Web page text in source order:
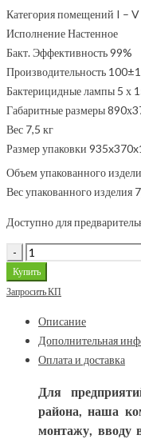
Категория помещений I – V
Исполнение Настенное
Бакт. Эффективность 99%
Производительность
Бактерицидные лампы 5 х
Габаритные размеры
Вес 7,5 кг
Размер упаковки
Объем упакованного
Вес упакованного изделия
Доступно для
Купить
Запросить КП
Описание
Дополнительная
Оплата и доставка
Для
района, наша
монтажу, вводу